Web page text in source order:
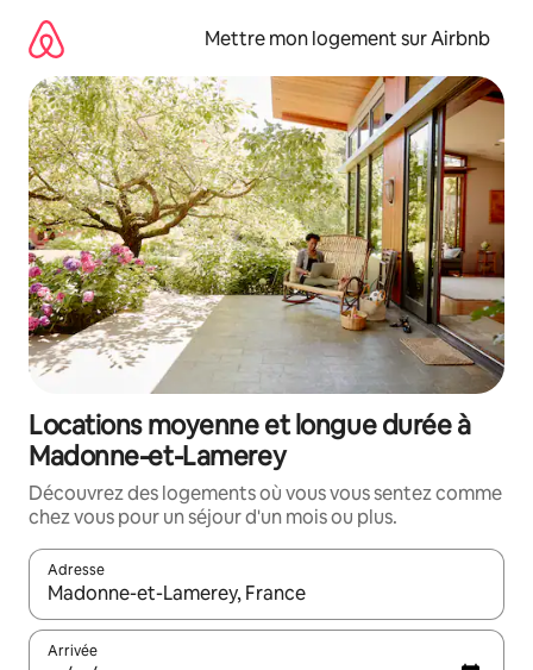
directement
contenu
Mettre mon logement sur Airbnb
Locations moyenne et longue durée à
Madonne-et-Lamerey
Découvrez des logements où vous vous sentez comme
chez vous pour un séjour d'un mois ou plus.
Adresse
Lorsque les résultats s'affichent, utilisez les flèches vers le
Arrivée